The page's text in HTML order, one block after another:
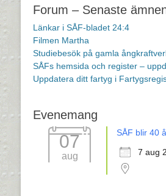
Forum – Senaste
Länkar i SÅF-bladet 24:4
Filmen Martha
Studiebesök på gamla
SÅFs hemsida och register –
Uppdatera ditt fartyg i
Evenemang
07
aug
SÅF blir 40
7 aug